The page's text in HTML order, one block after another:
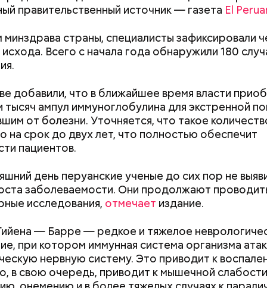
правительственный источник — газета El
страны, специалисты зафиксировали
Всего с начала года обнаружили 180
добавили, что в ближайшее время власти
тысяч ампул иммуноглобулина для экстренной
от болезни. Уточняется, что такое
на срок до двух лет, что полностью обеспечит
пациентов.
день перуанские ученые до сих пор не
заболеваемости. Они продолжают
исследования, отмечает издание.
— Барре — редкое и тяжелое
при котором иммунная система организма
нервную систему. Это приводит к
в свою очередь, приводит к мышечной
большие, экскурсионные группы
на автобусе. Проезжают вглубь леса,
дня — прибыльный проект
и другие стратегии. Например, традиция не
влияния, а обороны и самоизоляции. Она на
в перспективе эта позиция обойдется куда
страны.